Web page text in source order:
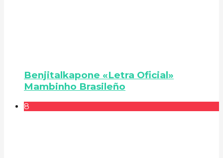
Benjitalkapone «Letra Oficial»
Mambinho Brasileño
8